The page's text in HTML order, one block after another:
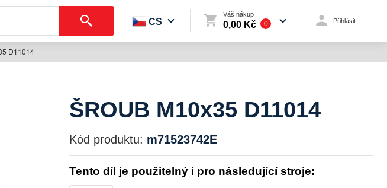
CS
Váš nákup
0,00 Kč 0 Přihlásit
D11014
ŠROUB M10x35 D11014
Kód produktu: m71523742E
Tento díl je použitelný i pro následující stroje: